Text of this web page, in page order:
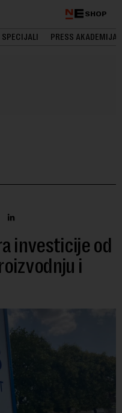
SHOP
SPECIJALI PRESS AKADEMIJA
investicije od
i